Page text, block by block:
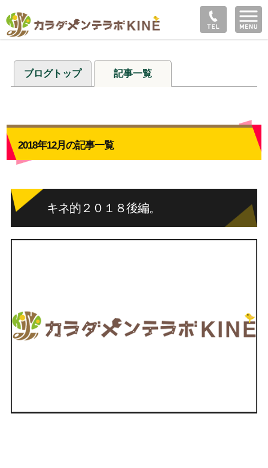
ブログトップ 記事一覧
2018年12月の記事一覧
キネ的２０１８後編。